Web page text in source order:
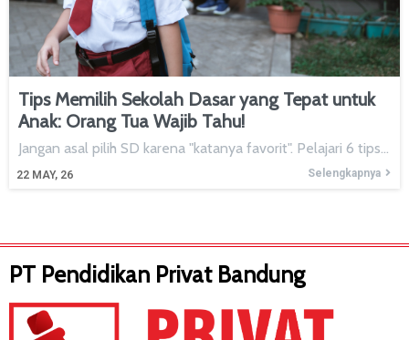
Tips Memilih Sekolah Dasar yang Tepat untuk
Anak: Orang Tua Wajib Tahu!
22 MAY, 26
Jangan asal pilih SD karena "katanya favorit". Pelajari 6 tips…
Selengkapnya
PT Pendidikan Privat Bandung